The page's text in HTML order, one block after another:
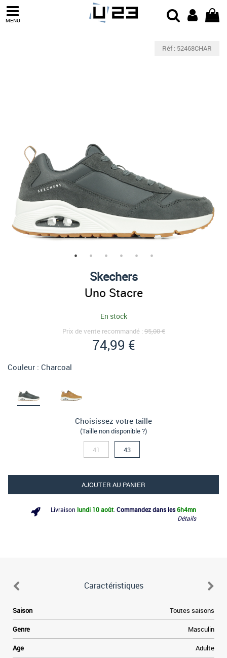
MENU
Réf : 52468CHAR
Skechers
Uno Stacre
En stock
Prix de vente recommandé :95,00 €
74,99 €
Couleur : Charcoal
Choisissez votre taille
(Taille non disponible ?)
41 43
AJOUTER AU PANIER
Livraison lundi 10 août Commandez dans les6h4mn
Détails
Caractéristiques
Saison Toutes saisons
Genre Masculin
Age Adulte